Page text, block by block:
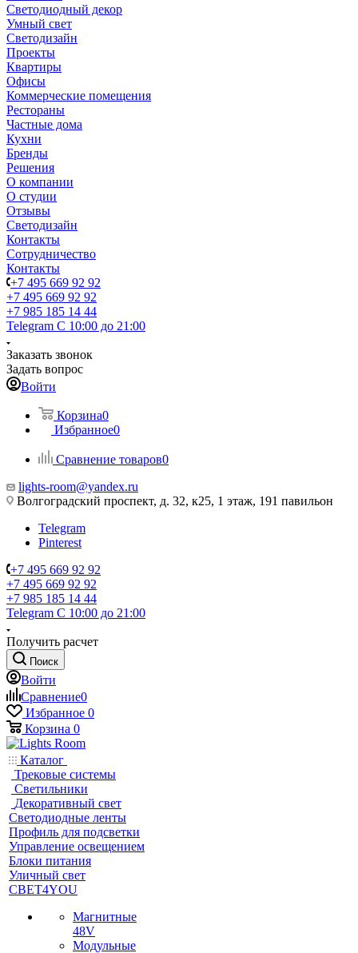
Светодиодный декор
Умный свет
Светодизайн
Проекты
Квартиры
Офисы
Коммерческие помещения
Рестораны
Частные дома
Кухни
Бренды
Решения
О компании
О студии
Отзывы
Светодизайн
Контакты
Сотрудничество
Контакты
+7 495 669 92 92
+7 495 669 92 92
+7 985 185 14 44
Telegram С 10:00 до 21:00
Заказать звонок
Задать вопрос
Войти
Корзина0
Избранное0
Сравнение товаров0
lights-room@yandex.ru
Волгоградский проспект, д. 32, к25, 1 этаж, 191 павильон
Telegram
Pinterest
+7 495 669 92 92
+7 495 669 92 92
+7 985 185 14 44
Telegram С 10:00 до 21:00
Получить расчет
Поиск
Войти
Сравнение0
Избранное 0
Корзина 0
Каталог
Трековые системы
Светильники
Декоративный свет
Светодиодные ленты
Профиль для подсветки
Управление освещением
Блоки питания
Уличный свет
СВЕТ4YOU
Магнитные
48V
Модульные